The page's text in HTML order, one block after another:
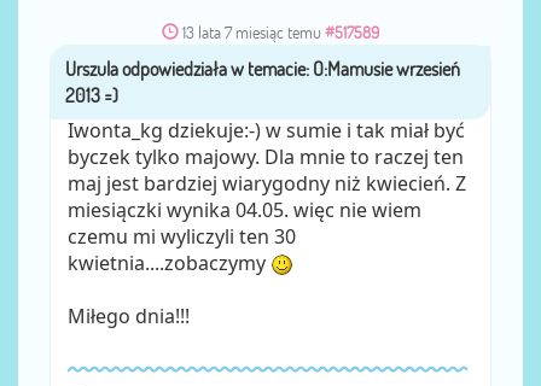
13 lata 7 miesiąc temu #517589
przezUrszula
Iwonta_kg dziekuje:-) w sumie i tak miał być
byczek tylko majowy. Dla mnie to raczej ten
maj jest bardziej wiarygodny niż kwiecień. Z
miesiączki wynika 04.05. więc nie wiem
czemu mi wyliczyli ten 30
kwietnia....zobaczymy
Miłego dnia!!!